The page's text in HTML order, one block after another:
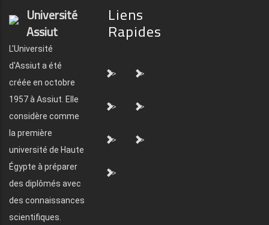
Université
Assiut
L'Université
d'Assiut a été
créée en octobre
1957 à Assiut. Elle
considère comme
la première
université de Haute
Égypte à préparer
des diplômés avec
des connaissances
scientifiques.
Liens
Rapides
"> ">
"> ">
"> ">
">